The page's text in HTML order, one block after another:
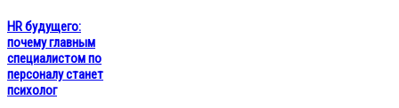
HR будущего:
почему главным
специалистом по
персоналу станет
психолог